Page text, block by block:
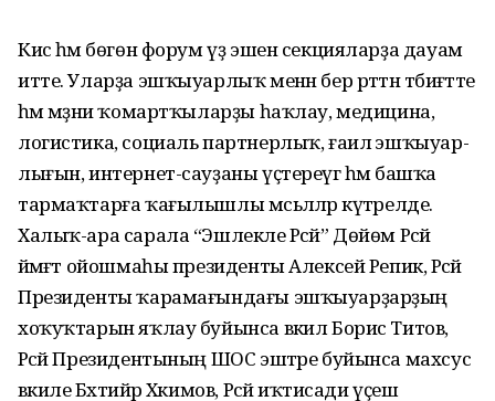
Кисә һәм бөгөн форум үҙ эшен сек­цияларҙа дауам
итте. Уларҙа эшҡыуарлыҡ менән бер рәттән тәбиғәтте
һәм мәҙәни ҡомартҡыларҙы һаҡлау, медицина,
логис­тика, социаль партнерлыҡ, ғаилә эшҡыуар­
лығын, интернет-сауҙаны үҫтереүгә һәм башҡа
тармаҡтарға ҡағылышлы мәсьәлә­ләр күтәрелде.
Халыҡ-ара сарала “Эшлекле Рәсәй” Дөйөм Рәсәй
йәмәғәт ойошмаһы президенты Алексей Репик, Рәсәй
Президенты ҡарамағындағы эшҡыуарҙарҙың
хоҡуҡтарын яҡлау буйынса вәкил Борис Титов,
Рәсәй Президентының ШОС эштәре буйынса махсус
вәкиле Бәхтийәр Хәкимов, Рәсәй иҡтисади үҫеш